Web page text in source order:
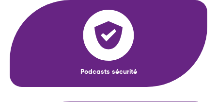
Podcasts sécurité